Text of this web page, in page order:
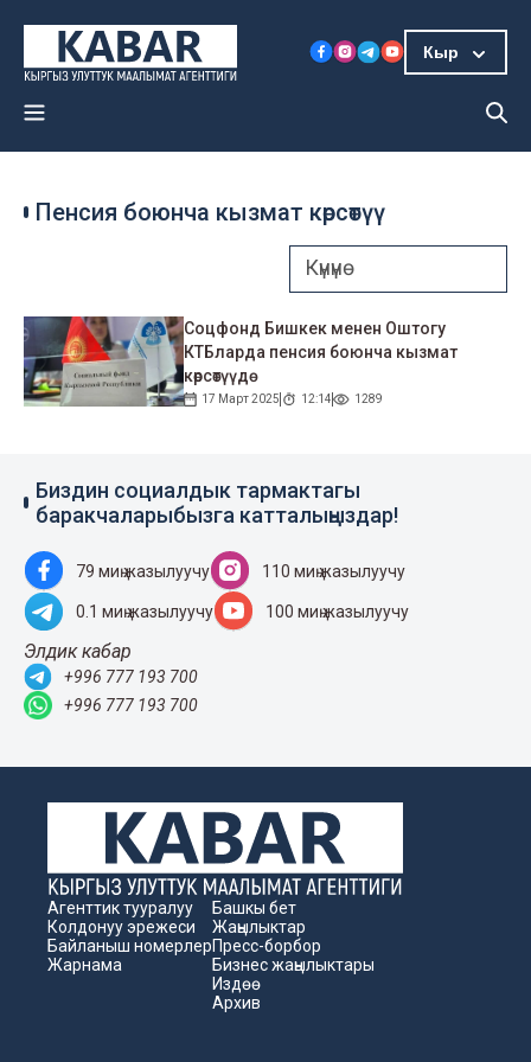
Кыр
Пенсия боюнча кызмат көрсөтүү
Соцфонд Бишкек менен Оштогу
КТБларда пенсия боюнча кызмат
көрсөтүүдө
17 Март 2025 12:14 1289
Биздин социалдык тармактагы
баракчаларыбызга катталыңыздар!
79 миң жазылуучу 110 миң жазылуучу
0.1 миң жазылуучу 100 миң жазылуучу
Элдик кабар
+996 777 193 700
+996 777 193 700
Агенттик тууралуу
Колдонуу эрежеси
Байланыш номерлер
Жарнама
Башкы бет
Жаңылыктар
Пресс-борбор
Бизнес жаңылыктары
Издөө
Архив